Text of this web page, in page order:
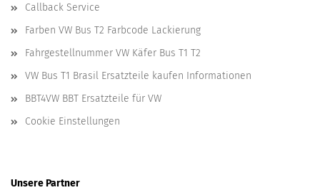
Callback Service
Farben VW Bus T2 Farbcode Lackierung
Fahrgestellnummer VW Käfer Bus T1 T2
VW Bus T1 Brasil Ersatzteile kaufen Informationen
BBT4VW BBT Ersatzteile für VW
Cookie Einstellungen
Unsere Partner